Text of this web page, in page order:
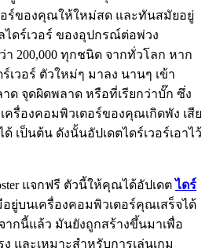
อร์ของคุณให้ใหม่สด และทันสมัยอยู่
ดร์เวอร์ ของอุปกรณ์ต่อพ่วง
ว่า 200,000 ทุกชนิด จากทั่วโลก หาก
วอร์ ตัวใหม่ๆ มาลง นานๆ เข้า
ด จุดผิดพลาด หรือที่เรียกว่าบั๊ก ซึ่ง
ครื่องคอมพิวเตอร์ของคุณเกิดพัง เสีย
เป็นต้น ดังนั้นอัปเดตไดร์เวอร์เอาไว้
แจกฟรี ตัวนี้ให้คุณได้อัปเดตไดร์
ยู่บนเครื่องคอมพิวเตอร์คุณเสร็จได้
กนี้แล้ว มันยังถูกสร้างขึ้นมาเพื่อ
และเหมาะสำหรับการเล่นเกม